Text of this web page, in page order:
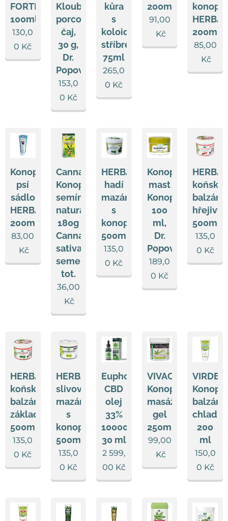
FORTE
100ml
130,0
0 Kč
Klouby,
porcovaný
čaj,
30 g,
Dr.
Popov
153,0
0 Kč
kůra
s
koloidním
stříbrem
75ml
265,0
0 Kč
200ml
91,00
Kč
200ml
85,00
Kč
Konopné
psí
sádlo
HERBAVERA
200ml
83,00
Kč
Cannamil
Konopí
semínko
natural
180g
Cannabis
sativa
semen
tot.
36,00
Kč
HERBAVERA
hadí
mazání
s
konopím
500ml
135,0
0 Kč
Konopná
mast
Konopela®,
100
ml,
Dr.
Popov
189,0
0 Kč
koňský
balzám
hřejivý
500ml
135,0
0 Kč
HERBAVERA
koňský
balzám
základní
500ml
135,0
0 Kč
HERBAVERA
slivovicové
mazání
s
konopím
500ml
135,0
0 Kč
Euphoria
CBD
olej
33%
10000mg
30 ml
2 599,
00 Kč
VIVACO
Konopný
masážní
gel
250ml
99,00
Kč
VIRDE
balzám
200
ml
150,0
0 Kč